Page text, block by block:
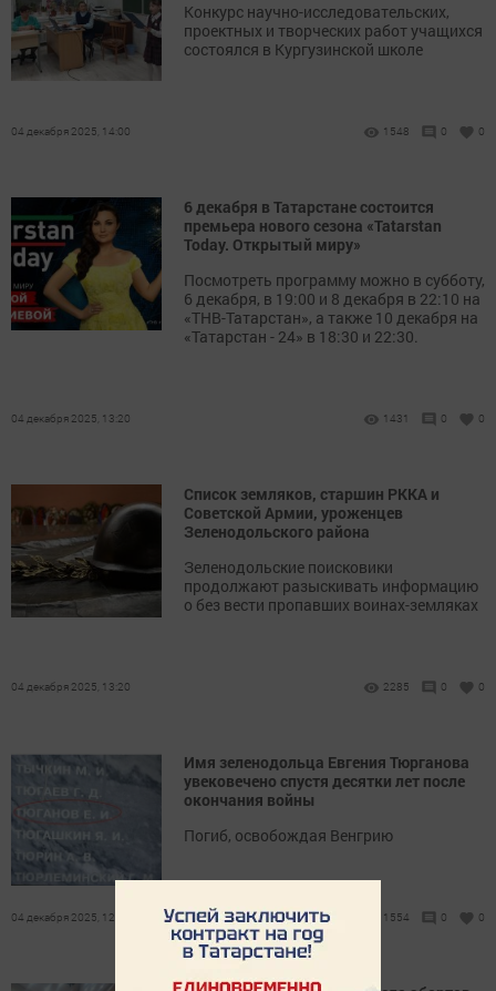
Конкурс научно-исследовательских,
проектных и творческих работ учащихся
состоялся в Кургузинской школе
04 декабря 2025, 14:00 1548 0 0
6 декабря в Татарстане состоится
премьера нового сезона «Tatarstan
Today. Открытый миру»
Посмотреть программу можно в субботу,
6 декабря, в 19:00 и 8 декабря в 22:10 на
«ТНВ-Татарстан», а также 10 декабря на
«Татарстан - 24» в 18:30 и 22:30.
04 декабря 2025, 13:20 1431 0 0
Список земляков, старшин РККА и
Советской Армии, уроженцев
Зеленодольского района
Зеленодольские поисковики
продолжают разыскивать информацию
о без вести пропавших воинах-земляках
04 декабря 2025, 13:20 2285 0 0
Имя зеленодольца Евгения Тюрганова
увековечено спустя десятки лет после
окончания войны
Погиб, освобождая Венгрию
04 декабря 2025, 12:40 1554 0 0